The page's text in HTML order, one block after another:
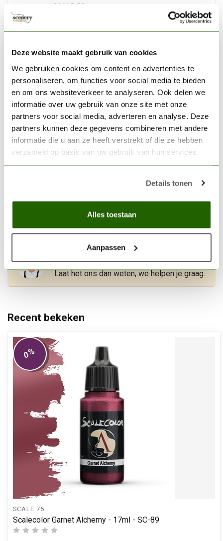
Deze website maakt gebruik van cookies
We gebruiken cookies om content en advertenties te
personaliseren, om functies voor social media te bieden
en om ons websiteverkeer te analyseren. Ook delen we
informatie over uw gebruik van onze site met onze
partners voor social media, adverteren en analyse. Deze
partners kunnen deze gegevens combineren met andere
informatie die u aan ze heeft verstrekt of die ze hebben
verzameld op basis van uw gebruik van hun services.
Details tonen
Alles toestaan
Aanpassen
SCALE 75
Op voorraad
SCALE 75
Scale 75 Scalecolor Ruby
Alchemy - 17ml - SC-90
Op voorraad
€3,95
€3,95
SCALE 75
Scale 75 Scalecolor
€3,95
Vragen over dit product?
Of heb je hulp nodig met het afrekenen?
Laat het ons dan weten, we helpen je graag.
Recent bekeken
0%
SCALE 75
Scalecolor Garnet Alchemy - 17ml - SC-89